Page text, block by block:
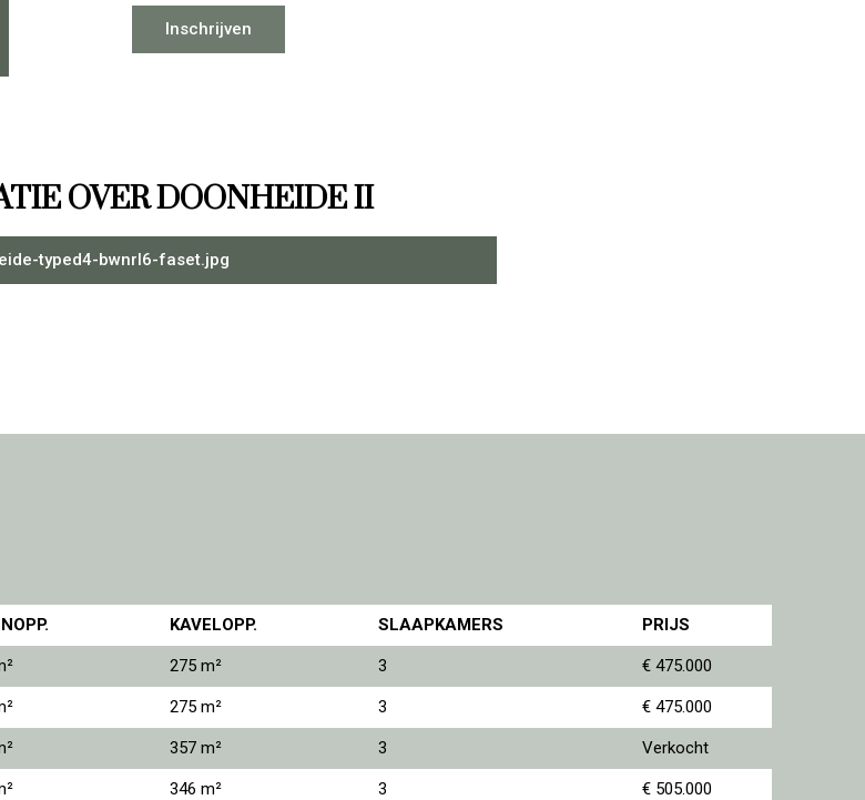
Inschrijven
OVER DOONHEIDE II
typed4-bwnrl6-faset.jpg
KAVELOPP. SLAAPKAMERS PRIJS
275 m² 3 € 475.000
275 m² 3 € 475.000
357 m² 3 Verkocht
346 m² 3 € 505.000